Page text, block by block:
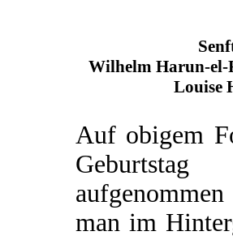
Wilhelm Harun-el-
Louise
Auf obigem
man im